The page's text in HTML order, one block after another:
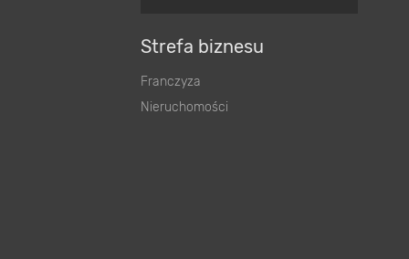
Strefa biznesu
Franczyza
Nieruchomości